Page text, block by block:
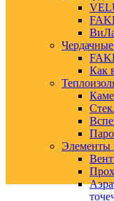
Как
Элементы